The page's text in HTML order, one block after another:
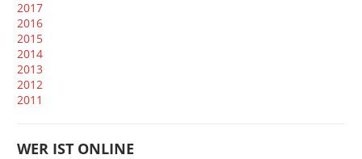
2017
2016
2015
2014
2013
2012
2011
WER IST ONLINE